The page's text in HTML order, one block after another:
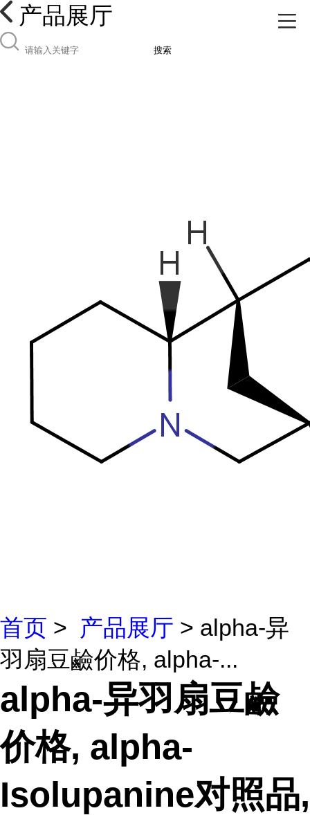
产品展厅
搜索
首页 > 产品展厅 > alpha-异
羽扇豆鹼价格, alpha-...
alpha-异羽扇豆鹼
价格, alpha-
Isolupanine对照品,